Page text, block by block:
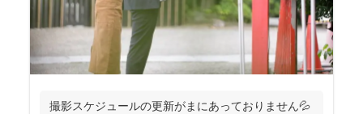
撮影スケジュールの更新がまにあっておりません💦